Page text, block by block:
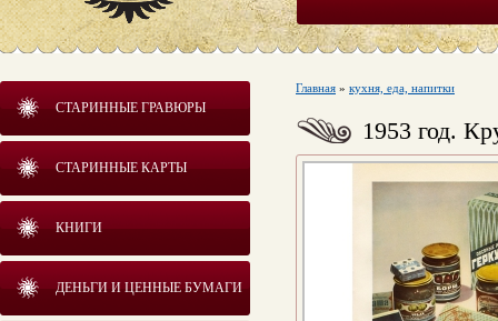
СТАРИННЫЕ ГРАВЮРЫ
СТАРИННЫЕ КАРТЫ
КНИГИ
ДЕНЬГИ И ЦЕННЫЕ БУМАГИ
Главная » кухня, еда, напитки
1953 год.